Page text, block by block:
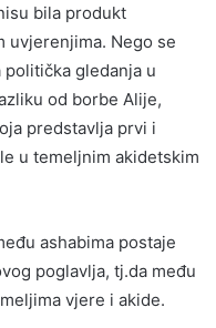
bila produkt
uvjerenjima. Nego se
politička gledanja u
od borbe Alije,
predstavlja prvi i
u temeljnim akidetskim
ashabima postaje
poglavlja, tj.da među
vjere i akide.